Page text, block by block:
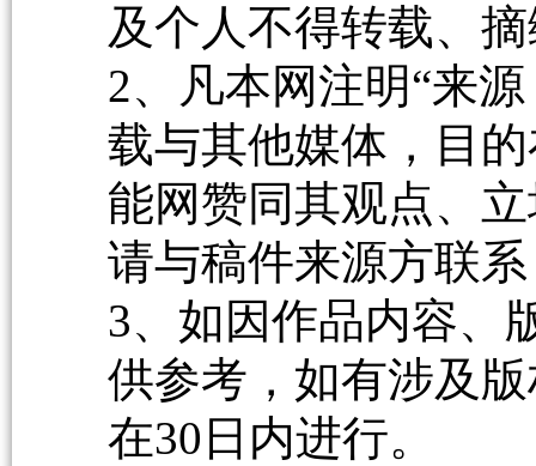
及个人不得转载、
2、凡本网注明“来
载与其他媒体，目
能网赞同其观点、
请与稿件来源方联
3、如因作品内容、
供参考，如有涉及
在30日内进行。